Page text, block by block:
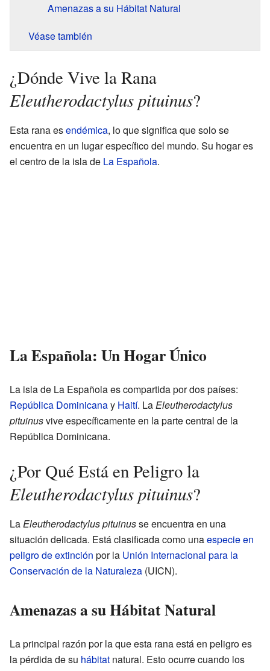
Amenazas a su Hábitat Natural
Véase también
¿Dónde Vive la Rana
Eleutherodactylus pituinus?
Esta rana esendémica, lo que significa que solo se
encuentra en un lugar específico del mundo. Su hogar es
el centro de la isla de La Española.
La Española: Un Hogar Único
La isla de La Española es compartida por dos países:
República Dominicanay Haití. LaEleutherodactylus
pituinusvive específicamente en la parte central de la
República Dominicana.
¿Por Qué Está en Peligro la
Eleutherodactylus pituinus?
LaEleutherodactylus pituinusse encuentra en una
situación delicada. Está clasificada como unaespecie en
peligro de extinción por la Unión Internacional para la
Conservación de la Naturaleza (UICN).
Amenazas a su Hábitat Natural
La principal razón por la que esta rana está en peligro es
la pérdida de su hábitat natural. Esto ocurre cuando los